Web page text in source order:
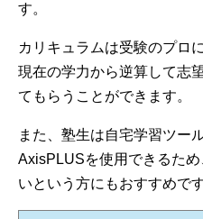
す。
カリキュラムは受験のプロ
現在の学力から逆算して志
てもらうことができます。
また、塾生は自宅学習ツー
AxisPLUSを使用できるた
いという方にもおすすめです